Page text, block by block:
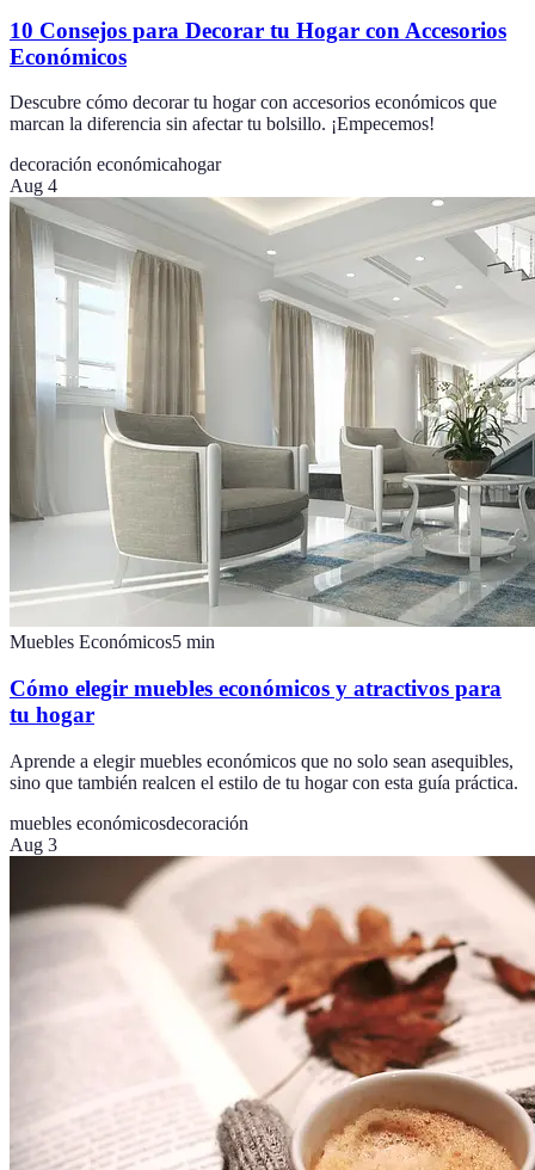
10 Consejos para Decorar tu Hogar con Accesorios
Económicos
Descubre cómo decorar tu hogar con accesorios económicos que
marcan la diferencia sin afectar tu bolsillo. ¡Empecemos!
decoración económicahogar
Aug 4
Muebles Económicos5 min
Cómo elegir muebles económicos y atractivos para
tu hogar
Aprende a elegir muebles económicos que no solo sean asequibles,
sino que también realcen el estilo de tu hogar con esta guía práctica.
muebles económicosdecoración
Aug 3